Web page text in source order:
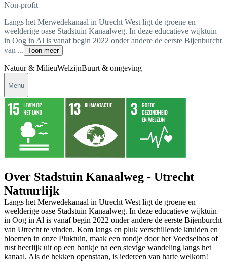
Non-profit
Langs het Merwedekanaal in Utrecht West ligt de groene en
weelderige oase Stadstuin Kanaalweg. In deze educatieve wijktuin
in Oog in Al is vanaf begin 2022 onder andere de eerste Bijenburcht
van ... Toon meer
Natuur & MilieuWelzijnBuurt & omgeving
Menu
Over Stadstuin Kanaalweg - Utrecht
Natuurlijk
Langs het Merwedekanaal in Utrecht West ligt de groene en
weelderige oase Stadstuin Kanaalweg. In deze educatieve wijktuin
in Oog in Al is vanaf begin 2022 onder andere de eerste Bijenburcht
van Utrecht te vinden. Kom langs en pluk verschillende kruiden en
bloemen in onze Pluktuin, maak een rondje door het Voedselbos of
rust heerlijk uit op een bankje na een stevige wandeling langs het
kanaal. Als de hekken openstaan, is iedereen van harte welkom!